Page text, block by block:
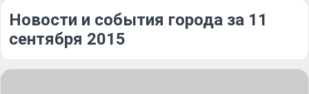
Новости и события города за 11
сентября 2015